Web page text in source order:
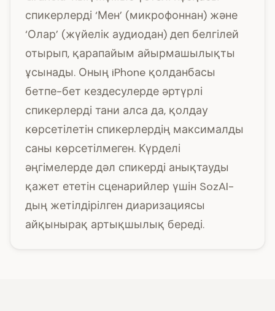
спикерлерді ‘Мен’ (микрофоннан) және
‘Олар’ (жүйелік аудиодан) деп белгілей
отырып, қарапайым айырмашылықты
ұсынады. Оның iPhone қолданбасы
бетпе-бет кездесулерде әртүрлі
спикерлерді тани алса да, қолдау
көрсетілетін спикерлердің максималды
саны көрсетілмеген. Күрделі
әңгімелерде дәл спикерді анықтауды
қажет ететін сценарийлер үшін SozAI-
дың жетілдірілген диаризациясы
айқынырақ артықшылық береді.